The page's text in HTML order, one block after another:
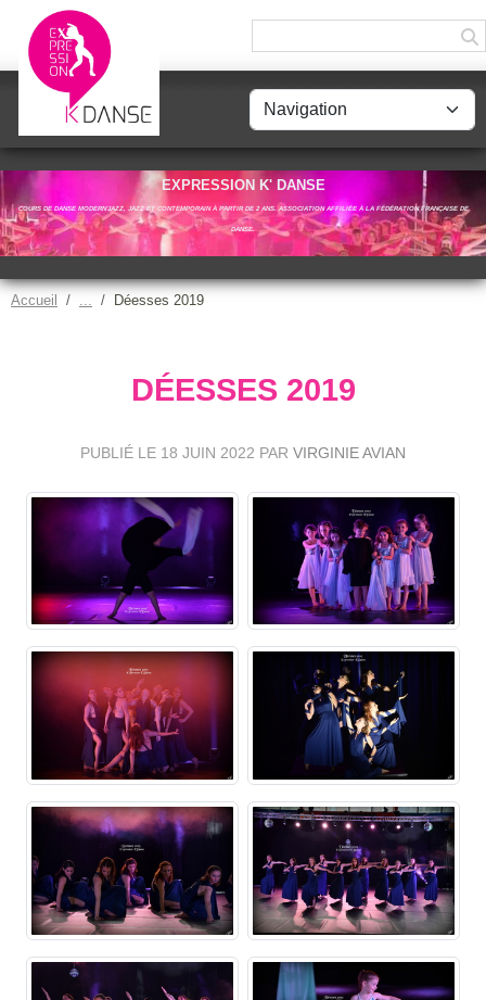
EXPRESSION K' DANSE
COURS DE DANSE MODERN'JAZZ, JAZZ ET CONTEMPORAIN À PARTIR DE 2 ANS. ASSOCIATION AFFILIÉE À LA FÉDÉRATION FRANÇAISE DE
DANSE.
Accueil Déesses 2019
DÉESSES 2019
PUBLIÉ LE 18 JUIN 2022 PAR VIRGINIE AVIAN
Panneau de gestion des cookies